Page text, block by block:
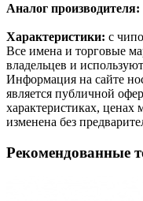
Аналог производителя:
Характеристики: с
Все имена и торговые
владельцев и
Информация на сайте
является публичной
характеристиках,
изменена без
Рекомендованные